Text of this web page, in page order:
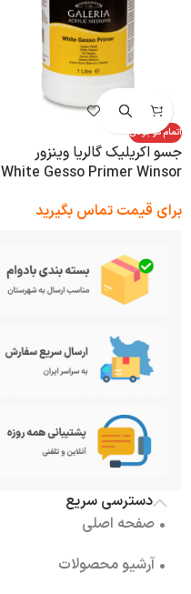
اتمام موجودی
جسو اکریلیک گالریا وینزور
White Gesso Primer Winsor
برای قیمت تماس بگیرید
دسترسی سریع
• صفحه اصلی
• آرشیو محصولات